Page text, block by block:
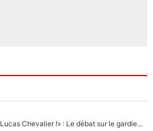
«Admets que tu t'es trompé sur Lucas Chevalier !» : Le débat sur le gardien du PSG vire au clash à l'After Foot